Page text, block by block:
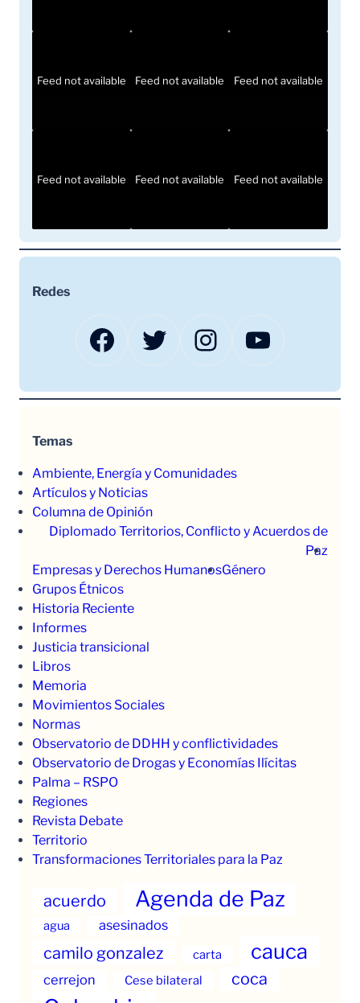
Feed not available Feed not available Feed not available
Feed not available Feed not available Feed not available
Redes
Facebook Twitter Instagram YouTube
Temas
Ambiente, Energía y Comunidades
Artículos y Noticias
Columna de Opinión
Diplomado Territorios, Conflicto y Acuerdos de
Paz
Empresas y Derechos HumanosGénero
Grupos Étnicos
Historia Reciente
Informes
Justicia transicional
Libros
Memoria
Movimientos Sociales
Normas
Observatorio de DDHH y conflictividades
Observatorio de Drogas y Economías Ilícitas
Palma – RSPO
Regiones
Revista Debate
Territorio
Transformaciones Territoriales para la Paz
acuerdo Agenda de Paz
agua asesinados
camilo gonzalez carta cauca
cerrejon Cese bilateral coca